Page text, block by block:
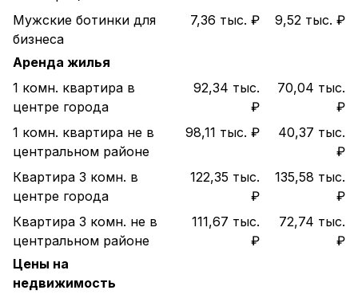
Мужские ботинки для
бизнеса
7,36 тыс. ₽ 9,52 тыс. ₽
Аренда жилья
1 комн. квартира в
центре города
92,34 тыс.
₽
70,04 тыс.
₽
1 комн. квартира не в
центральном районе
98,11 тыс. ₽
40,37 тыс.
₽
Квартира 3 комн. в
центре города
122,35 тыс.
₽
135,58 тыс.
₽
Квартира 3 комн. не в
центральном районе
111,67 тыс.
₽
72,74 тыс.
₽
Цены на
недвижимость